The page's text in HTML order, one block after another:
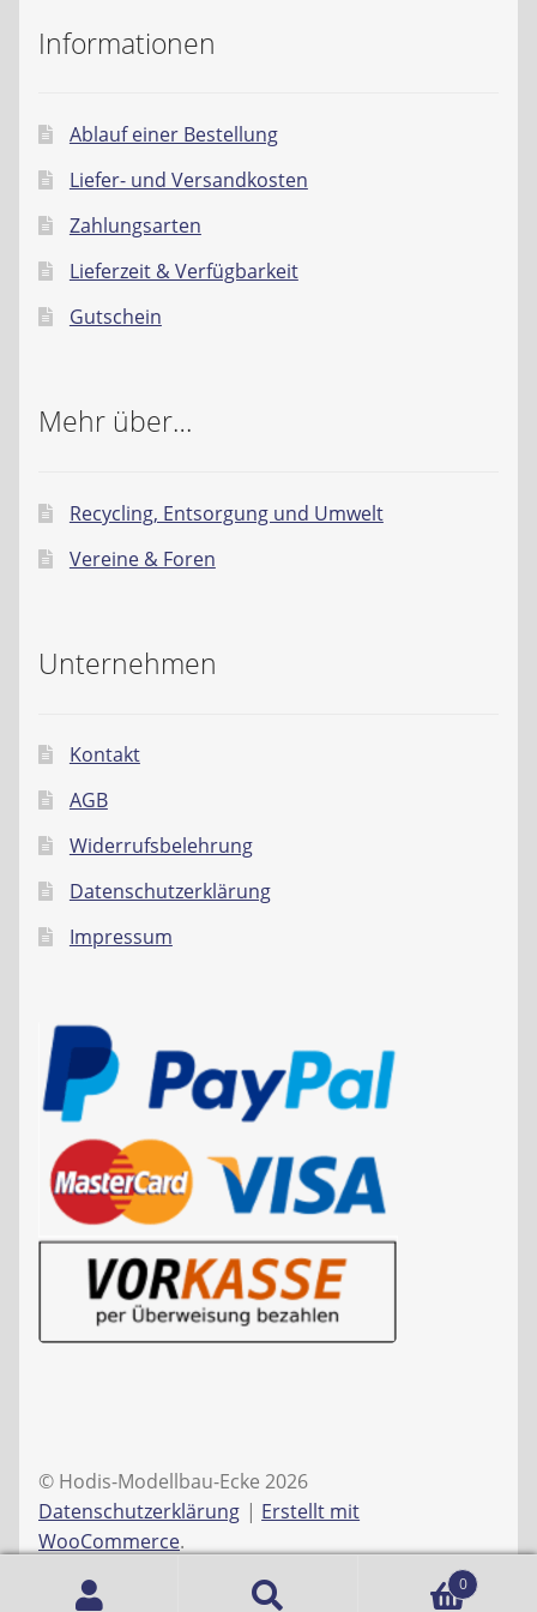
Widerrufsbelehrung
Datenschutzerklärung
Impressum
Informationen
Ablauf einer Bestellung
Liefer- und Versandkosten
Zahlungsarten
Lieferzeit & Verfügbarkeit
Gutschein
Mehr über…
Recycling, Entsorgung und Umwelt
Vereine & Foren
Unternehmen
Kontakt
AGB
Widerrufsbelehrung
Datenschutzerklärung
Impressum
© Hodis-Modellbau-Ecke 2026
Datenschutzerklärung
Erstellt mit
WooCommerce.
0